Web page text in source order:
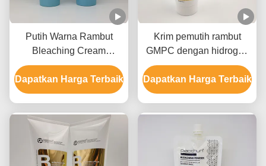
Putih Warna Rambut
Bleaching Cream
Formula ringan cepat
memudar Angkat hingga
9 Tingkat
Dapatkan Harga Terbaik
Krim pemutih rambut
GMPC dengan hidrogen
peroksida Ammonium
hidroksida dan minyak
mineral
Dapatkan Harga Terbaik